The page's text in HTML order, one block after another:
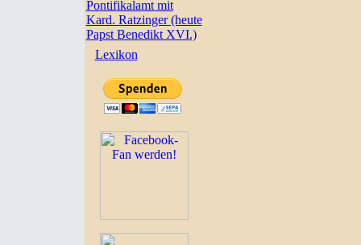
Pontifikalamt mit
Kard. Ratzinger (heute
Papst Benedikt XVI.)
Lexikon